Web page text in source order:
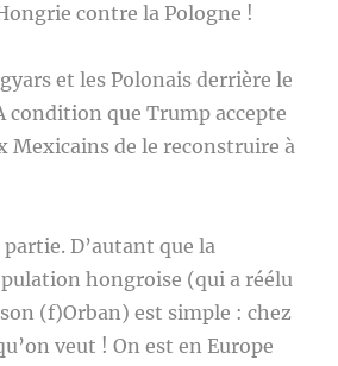
contre la Pologne !
et les Polonais derrière le
condition que Trump accepte
Mexicains de le reconstruire à
D’autant que la
hongroise (qui a réélu
(f)Orban) est simple : chez
veut ! On est en Europe